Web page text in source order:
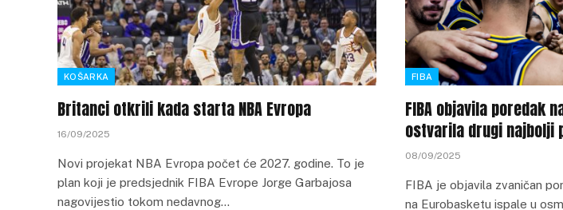
KOŠARKA
Britanci otkrili kada starta NBA Evropa
16/09/2025
Novi projekat NBA Evropa počet će 2027. godine. To je
plan koji je predsjednik FIBA Evrope Jorge Garbajosa
nagovijestio tokom nedavnog…
FIBA
FIBA objavila poredak
ostvarila drugi najbolji
08/09/2025
FIBA je objavila zvaničan
na Eurobasketu ispale u